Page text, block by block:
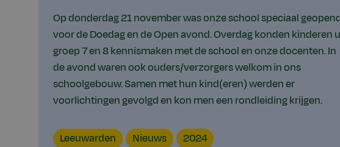
Op donderdag 21 november was onze school speciaal
voor de Doedag en de Open avond. Overdag konden kinderen
groep 7 en 8 kennismaken met de school en onze docenten. In
de avond waren ook ouders/verzorgers welkom in ons
schoolgebouw. Samen met hun kind(eren) werden er
voorlichtingen gevolgd en kon men een rondleiding krijgen.
Locatie
Leeuwarden
Content
Nieuws Jaar
2024